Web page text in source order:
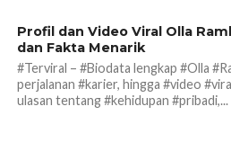
Profil dan Video Viral Olla
dan Fakta Menarik
#Terviral – #Biodata lengkap #Olla
perjalanan #karier, hingga #video
ulasan tentang #kehidupan #pribadi,...